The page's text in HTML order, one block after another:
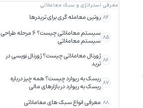
معرفی استراتژی و سبک معاملاتی
84 روتین معامله گری برای تریدرها
85 سیستم معاملاتی چیست؟ 6 مرحله طراحی
سیستم معاملاتی
86 ژورنال معاملاتی چیست؟ ژورنال نویسی در
ترید
87 ریسک به ریوارد چیست؟ همه چیز درباره
ریسک به ریوارد در بازارهای مالی
88 معرفی انواع سبک های معاملاتی